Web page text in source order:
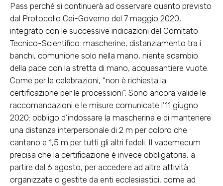
Pass perché si continuerà ad osservare quanto previsto
dal Protocollo Cei-Governo del 7 maggio 2020,
integrato con le successive indicazioni del Comitato
Tecnico-Scientifico: mascherine, distanziamento tra i
banchi, comunione solo nella mano, niente scambio
della pace con la stretta di mano, acquasantiere vuote.
Come per le celebrazioni, “non è richiesta la
certificazione per le processioni”. Sono ancora valide le
raccomandazioni e le misure comunicate l’11 giugno
2020: obbligo d’indossare la mascherina e di mantenere
una distanza interpersonale di 2 m per coloro che
cantano e 1,5 m per tutti gli altri fedeli. Il vademecum
precisa che la certificazione è invece obbligatoria, a
partire dal 6 agosto, per accedere ad altre attività
organizzate o gestite da enti ecclesiastici, come ad